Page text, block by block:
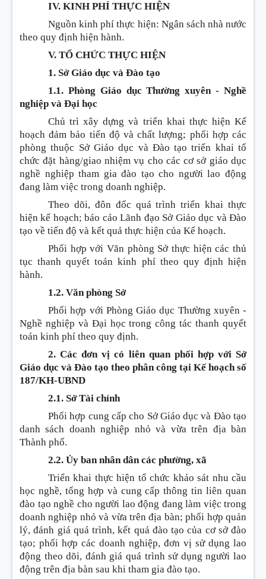
IV. KINH PHÍ THỰC HIỆN
Nguồn kinh phí thực hiện: Ngân sách nhà nước
theo quy định hiện hành.
V. TỔ CHỨC THỰC HIỆN
1. Sở Giáo dục và Đào tạo
1.1. Phòng Giáo dục Thường xuyên - Nghề
nghiệp và Đại học
Chủ trì xây dựng và triển khai thực hiện Kế
hoạch đảm bảo tiến độ và chất lượng; phối hợp các
phòng thuộc Sở Giáo dục và Đào tạo triển khai tổ
chức đặt hàng/giao nhiệm vụ cho các cơ sở giáo dục
nghề nghiệp tham gia đào tạo cho người lao động
đang làm việc trong doanh nghiệp.
Theo dõi, đôn đốc quá trình triển khai thực
hiện kế hoạch; báo cáo Lãnh đạo Sở Giáo dục và Đào
tạo về tiến độ và kết quả thực hiện của Kế hoạch.
Phối hợp với Văn phòng Sở thực hiện các thủ
tục thanh quyết toán kinh phí theo quy định hiện
hành.
1.2. Văn phòng Sở
Phối hợp với Phòng Giáo dục Thường xuyên -
Nghề nghiệp và Đại học trong công tác thanh quyết
toán kinh phí theo quy định.
2. Các đơn vị có liên quan phối hợp với Sở
Giáo dục và Đào tạo theo phân công tại Kế hoạch số
187/KH-UBND
2.1. Sở Tài chính
Phối hợp cung cấp cho Sở Giáo dục và Đào tạo
danh sách doanh nghiệp nhỏ và vừa trên địa bàn
Thành phố.
2.2. Ủy ban nhân dân các phường, xã
Triển khai thực hiện tổ chức khảo sát nhu cầu
học nghề, tổng hợp và cung cấp thông tin liên quan
đào tạo nghề cho người lao động đang làm việc trong
doanh nghiệp nhỏ và vừa trên địa bàn; phối hợp quản
lý, đánh giá quá trình, kết quả đào tạo của cơ sở đào
tạo; phối hợp các doanh nghiệp, đơn vị sử dụng lao
động theo dõi, đánh giá quá trình sử dụng người lao
động trên địa bàn sau khi tham gia đào tạo.